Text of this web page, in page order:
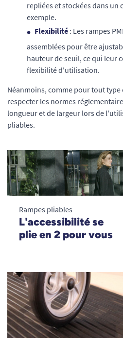
repliées et stockées dans un
exemple.
Flexibilité : Les rampes
assemblées pour être
hauteur de seuil, ce qui leur
flexibilité d'utilisation.
Néanmoins, comme pour tout
respecter les normes
longueur et de largeur lors de
pliables.
Rampes pliables
L'accessibilité se
plie en 2 pour vous